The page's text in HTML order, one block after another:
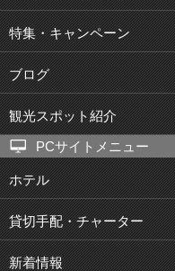
特集・キャンペーン
ブログ
観光スポット紹介
PCサイトメニュー
ホテル
貸切手配・チャーター
新着情報